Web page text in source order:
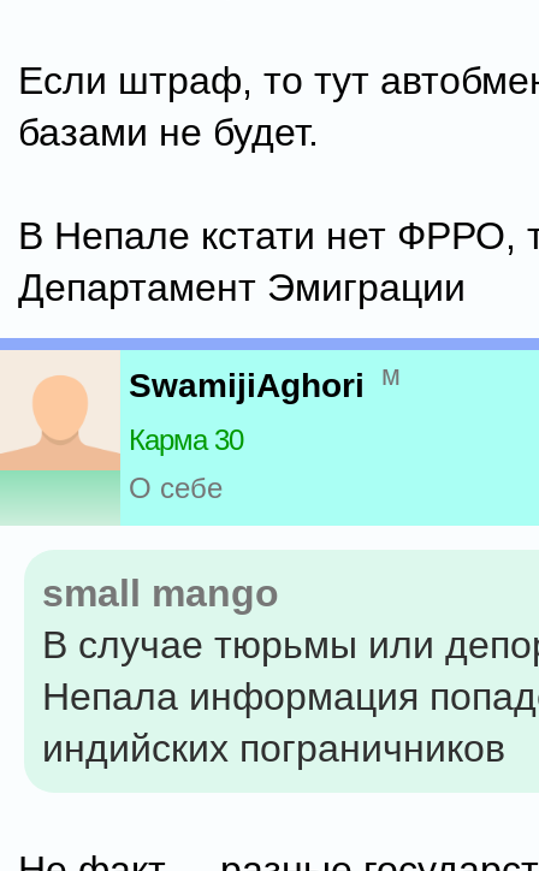
Если штраф, то тут
базами не будет.
В Непале кстати нет ФРРО,
Департамент Эмиграции
SwamijiAghori м
Карма 30
О себе
small mango
В случае тюрьмы или
Непала информация
индийских пограничников